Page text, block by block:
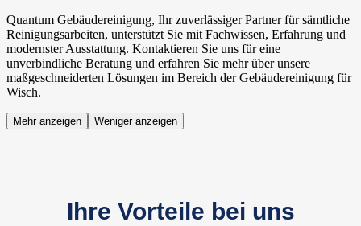
Quantum Gebäudereinigung, Ihr zuverlässiger Partner für sämtliche
Reinigungsarbeiten, unterstützt Sie mit Fachwissen, Erfahrung und
modernster Ausstattung. Kontaktieren Sie uns für eine
unverbindliche Beratung und erfahren Sie mehr über unsere
maßgeschneiderten Lösungen im Bereich der Gebäudereinigung für
Wisch.
Mehr anzeigen Weniger anzeigen
Ihre Vorteile bei uns